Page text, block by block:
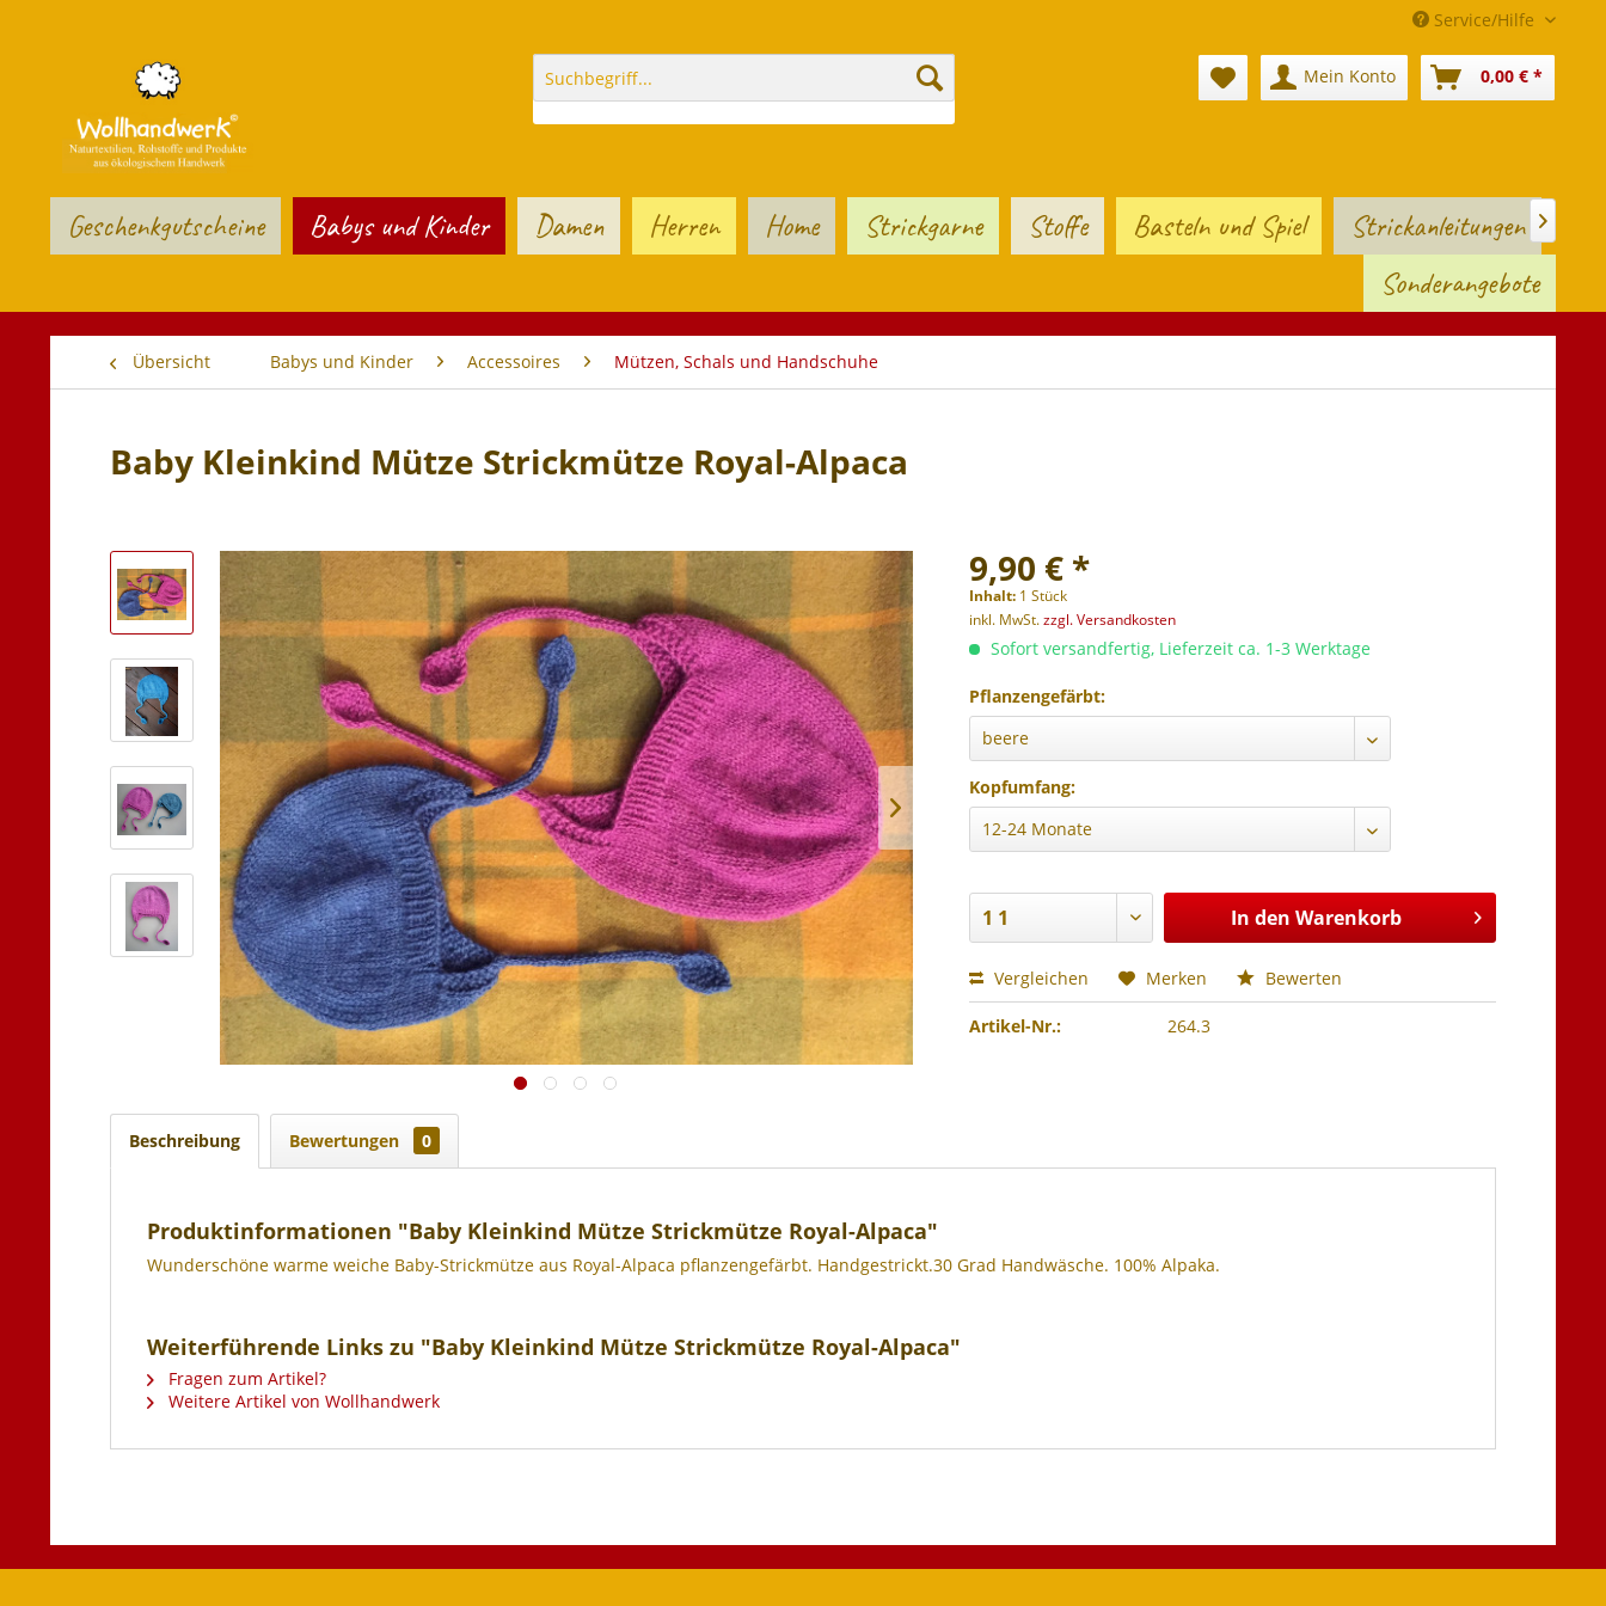
Service/Hilfe
Mein Konto 0,00 € *
Geschenkgutscheine Babys und Kinder Damen Herren Home Strickgarne Stoffe Basteln und Spiel
Strickanleitungen
Sonderangebote

Übersicht Babys und Kinder Accessoires Mützen, Schals und Handschuhe
Baby Kleinkind Mütze Strickmütze Royal-Alpaca
9,90 € *
Inhalt: 1 Stück
inkl. MwSt.zzgl. Versandkosten
Sofort versandfertig, Lieferzeit ca. 1-3 Werktage
Pflanzengefärbt:
Kopfumfang:
In den Warenkorb
Vergleichen Merken Bewerten
Artikel-Nr.: 264.3
Beschreibung Bewertungen 0
Produktinformationen "Baby Kleinkind Mütze Strickmütze Royal-Alpaca"
Wunderschöne warme weiche Baby-Strickmütze aus Royal-Alpaca pflanzengefärbt. Handgestrickt.30 Grad Handwäsche. 100% Alpaka.
Weiterführende Links zu "Baby Kleinkind Mütze Strickmütze Royal-Alpaca"
Fragen zum Artikel?
Weitere Artikel von Wollhandwerk